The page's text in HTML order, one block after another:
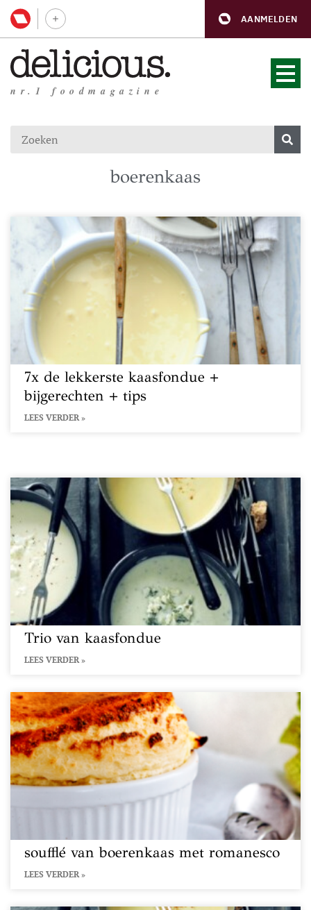
AANMELDEN
nr.1 foodmagazine
boerenkaas
7x de lekkerste kaasfondue +
bijgerechten + tips
LEES VERDER »
Trio van kaasfondue
LEES VERDER »
soufflé van boerenkaas met romanesco
LEES VERDER »